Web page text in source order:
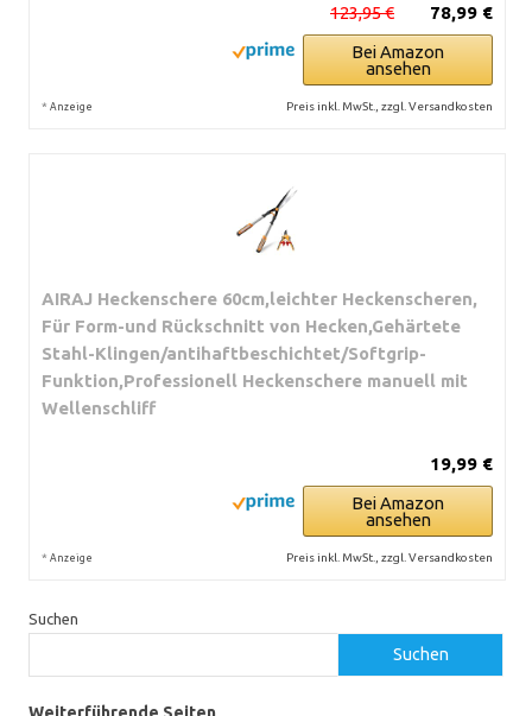
78,99 €
123,95 €
Bei Amazon
ansehen
* Anzeige Preis inkl. MwSt., zzgl. Versandkosten
AIRAJ Heckenschere 60cm,leichter Heckenscheren,
Für Form-und Rückschnitt von Hecken,Gehärtete
Stahl-Klingen/antihaftbeschichtet/Softgrip-
Funktion,Professionell Heckenschere manuell mit
Wellenschliff
19,99 €
Bei Amazon
ansehen
* Anzeige Preis inkl. MwSt., zzgl. Versandkosten
Suchen
Suchen